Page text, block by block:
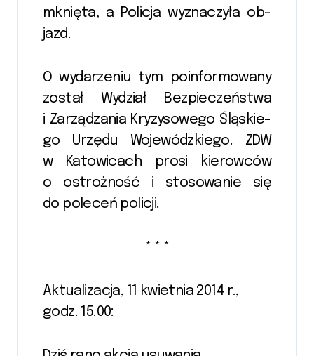
mknię­ta, a Po­li­cja wy­zna­czyła ob­
jazd.
O wy­da­rze­niu tym po­in­for­mowa­ny
zo­stał Wy­dział Bez­pieczeń­stwa
i Za­rzą­dzania Kry­zyso­we­go Ślą­skie­
go Urzę­du Wo­je­wódz­kiego. ZDW
w Ka­to­wi­cach prosi kie­row­ców
o o­stroż­ność i sto­sowa­nie się
do po­le­ceń po­li­cji.
* * *
Aktualizacja, 11 kwietnia 2014 r.,
godz. 15.00: